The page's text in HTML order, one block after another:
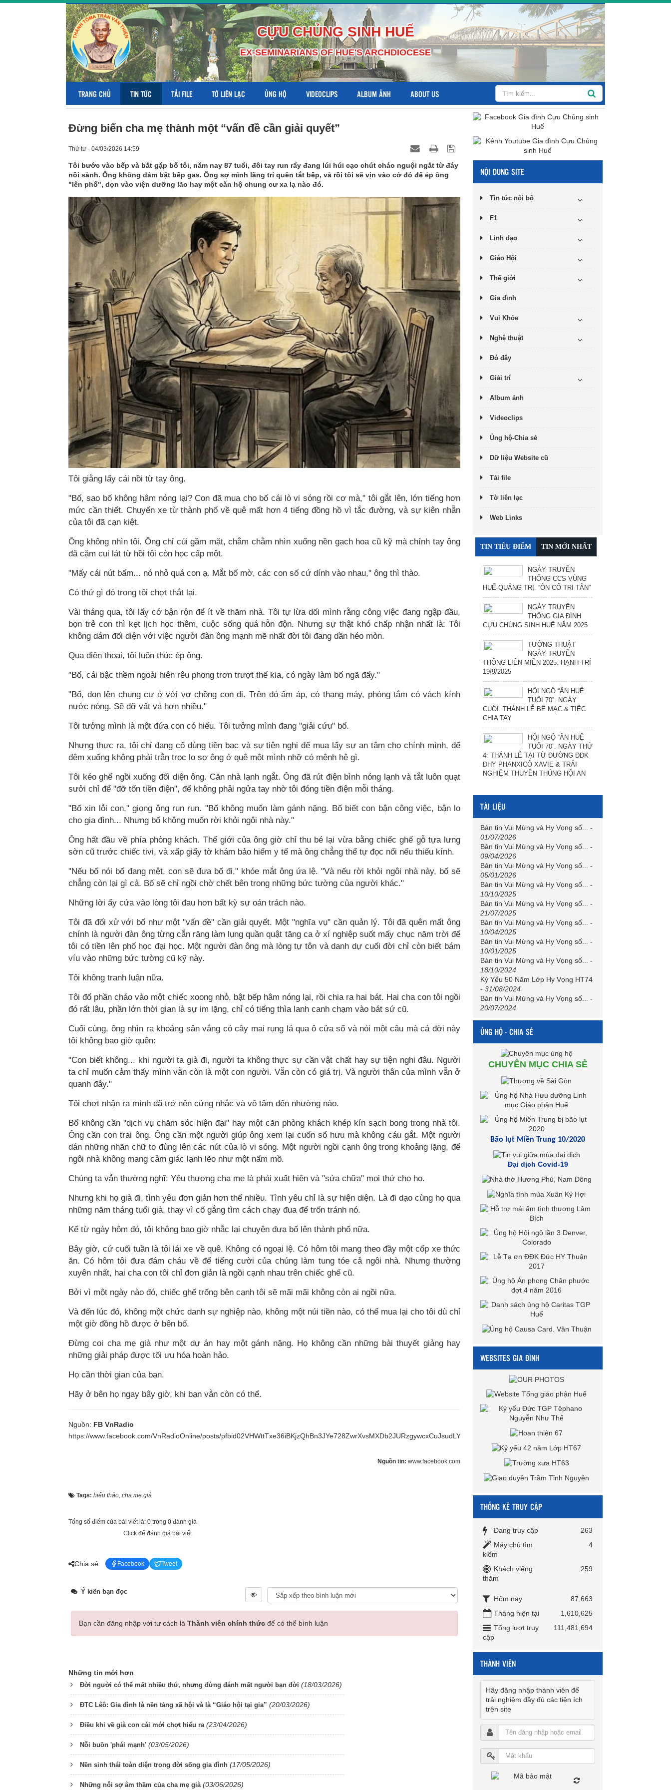
CỰU CHỦNG SINH HUẾ
EX-SEMINARIANS OF HUE'S ARCHDIOCESE
TRANG CHỦ TIN TỨC TẢI FILE TỜ LIÊN LẠC ỦNG HỘ VIDEOCLIPS ALBUM ẢNH ABOUT US
Đừng biến cha mẹ thành một “vấn đề cần giải quyết”
Thứ tư - 04/03/2026 14:59
Tôi bước vào bếp và bắt gặp bố tôi, năm nay 87 tuổi, đôi tay run rẩy đang lúi húi cạo chút cháo nguội ngắt từ đáy
nồi sành. Ông không dám bật bếp gas. Ông sợ mình lãng trí quên tắt bếp, và rồi tôi sẽ vịn vào cớ đó để ép ông
"lên phố", dọn vào viện dưỡng lão hay một căn hộ chung cư xa lạ nào đó.
Tôi giằng lấy cái nồi từ tay ông.
"Bố, sao bố không hâm nóng lại? Con đã mua cho bố cái lò vi sóng rồi cơ mà," tôi gắt lên, lớn tiếng hơn
mức cần thiết. Chuyến xe từ thành phố về quê mất hơn 4 tiếng đồng hồ vì tắc đường, và sự kiên nhẫn
của tôi đã cạn kiệt.
Ông không nhìn tôi. Ông chỉ cúi gầm mặt, chằm chằm nhìn xuống nền gạch hoa cũ kỹ mà chính tay ông
đã cặm cụi lát từ hồi tôi còn học cấp một.
"Mấy cái nút bấm... nó nhỏ quá con ạ. Mắt bố mờ, các con số cứ dính vào nhau," ông thì thào.
Có thứ gì đó trong tôi chợt thắt lại.
Vài tháng qua, tôi lấy cớ bận rộn để ít về thăm nhà. Tôi tự lừa dối mình rằng công việc đang ngập đầu,
bọn trẻ con thì kẹt lịch học thêm, cuộc sống quá hỗn độn. Nhưng sự thật khó chấp nhận nhất là: Tôi
không dám đối diện với việc người đàn ông mạnh mẽ nhất đời tôi đang dần héo mòn.
Qua điện thoại, tôi luôn thúc ép ông.
"Bố, cái bậc thềm ngoài hiên rêu phong trơn trượt thế kia, có ngày làm bố ngã đấy."
"Bố, dọn lên chung cư ở với vợ chồng con đi. Trên đó ấm áp, có thang máy, phòng tắm có vách kính
nước nóng. Sẽ đỡ vất vả hơn nhiều."
Tôi tưởng mình là một đứa con có hiếu. Tôi tưởng mình đang "giải cứu" bố.
Nhưng thực ra, tôi chỉ đang cố dùng tiền bạc và sự tiện nghi để mua lấy sự an tâm cho chính mình, để
đêm xuống không phải trằn trọc lo sợ ông ở quê một mình nhỡ có mệnh hệ gì.
Tôi kéo ghế ngồi xuống đối diện ông. Căn nhà lạnh ngắt. Ông đã rút điện bình nóng lạnh và tắt luôn quạt
sưởi chỉ để "đỡ tốn tiền điện", để không phải ngửa tay nhờ tôi đóng tiền điện mỗi tháng.
"Bố xin lỗi con," giọng ông run run. "Bố không muốn làm gánh nặng. Bố biết con bận công việc, bận lo
cho gia đình... Nhưng bố không muốn rời khỏi ngôi nhà này."
Ông hất đầu về phía phòng khách. Thế giới của ông giờ chỉ thu bé lại vừa bằng chiếc ghế gỗ tựa lưng
sờn cũ trước chiếc tivi, và xấp giấy tờ khám bảo hiểm y tế mà ông chẳng thể tự đọc nổi nếu thiếu kính.
"Nếu bố nói bố đang mệt, con sẽ đưa bố đi," khóe mắt ông ứa lệ. "Và nếu rời khỏi ngôi nhà này, bố sẽ
chẳng còn lại gì cả. Bố sẽ chỉ ngồi chờ chết bên trong những bức tường của người khác."
Những lời ấy cứa vào lòng tôi đau hơn bất kỳ sự oán trách nào.
Tôi đã đối xử với bố như một "vấn đề" cần giải quyết. Một "nghĩa vụ" cần quản lý. Tôi đã quên mất ông
chính là người đàn ông từng cắn răng làm lụng quần quật tăng ca ở xí nghiệp suốt mấy chục năm trời để
tôi có tiền lên phố học đại học. Một người đàn ông mà lòng tự tôn và danh dự cuối đời chỉ còn biết bám
víu vào những bức tường cũ kỹ này.
Tôi không tranh luận nữa.
Tôi đổ phần cháo vào một chiếc xoong nhỏ, bật bếp hâm nóng lại, rồi chia ra hai bát. Hai cha con tôi ngồi
đó rất lâu, phần lớn thời gian là sự im lặng, chỉ có tiếng thìa lanh canh chạm vào bát sứ cũ.
Cuối cùng, ông nhìn ra khoảng sân vắng có cây mai rụng lá qua ô cửa sổ và nói một câu mà cả đời này
tôi không bao giờ quên:
"Con biết không... khi người ta già đi, người ta không thực sự cần vật chất hay sự tiện nghi đâu. Người
ta chỉ muốn cảm thấy mình vẫn còn là một con người. Vẫn còn có giá trị. Và người thân của mình vẫn ở
quanh đây."
Tôi chợt nhận ra mình đã trở nên cứng nhắc và vô tâm đến nhường nào.
Bố không cần "dịch vụ chăm sóc hiện đại" hay một căn phòng khách khép kín sạch bong trong nhà tôi.
Ông cần con trai ông. Ông cần một người giúp ông xem lại cuốn sổ hưu mà không cáu gắt. Một người
dán những nhãn chữ to đùng lên các nút của lò vi sóng. Một người ngồi cạnh ông trong khoảng lặng, để
ngôi nhà không mang cảm giác lạnh lẽo như một nấm mồ.
Chúng ta vẫn thường nghĩ: Yêu thương cha mẹ là phải xuất hiện và "sửa chữa" mọi thứ cho họ.
Nhưng khi họ già đi, tình yêu đơn giản hơn thế nhiều. Tình yêu chỉ là sự hiện diện. Là đi dạo cùng họ qua
những năm tháng tuổi già, thay vì cố gắng tìm cách chạy đua để trốn tránh nó.
Kể từ ngày hôm đó, tôi không bao giờ nhắc lại chuyện đưa bố lên thành phố nữa.
Bây giờ, cứ cuối tuần là tôi lái xe về quê. Không có ngoại lệ. Có hôm tôi mang theo đầy một cốp xe thức
ăn. Có hôm tôi đưa đám cháu về để tiếng cười của chúng làm tung tóe cả ngôi nhà. Nhưng thường
xuyên nhất, hai cha con tôi chỉ đơn giản là ngồi cạnh nhau trên chiếc ghế cũ.
Bởi vì một ngày nào đó, chiếc ghế trống bên cạnh tôi sẽ mãi mãi không còn ai ngồi nữa.
Và đến lúc đó, không một chức danh sự nghiệp nào, không một núi tiền nào, có thể mua lại cho tôi dù chỉ
một giờ đồng hồ được ở bên bố.
Đừng coi cha mẹ già như một dự án hay một gánh nặng. Họ không cần những bài thuyết giảng hay
những giải pháp được tối ưu hóa hoàn hảo.
Họ cần thời gian của bạn.
Hãy ở bên họ ngay bây giờ, khi bạn vẫn còn có thể.
Nguồn: FB VnRadio
https://www.facebook.com/VnRadioOnline/posts/pfbid02VHWttTxe36iBKjzQhBn3JYe728ZwrXvsMXDb2JURzgywcxCuJsudLYaEfA6REssVl
Nguồn tin: www.facebook.com
Tags: hiếu thảo, cha mẹ già
Tổng số điểm của bài viết là: 0 trong 0 đánh giá
Click để đánh giá bài viết
Chia sẻ: Facebook Tweet
Ý kiến bạn đọc
Bạn cần đăng nhập với tư cách là Thành viên chính thức để có thể bình luận
Những tin mới hơn
Đời người có thể mất nhiều thứ, nhưng đừng đánh mất người bạn đời (18/03/2026)
ĐTC Lêô: Gia đình là nền tảng xã hội và là “Giáo hội tại gia” (20/03/2026)
Điều khi về già con cái mới chợt hiểu ra (23/04/2026)
Nỗi buồn 'phái mạnh' (03/05/2026)
Nền sinh thái toàn diện trong đời sống gia đình (17/05/2026)
Những nỗi sợ âm thầm của cha mẹ già (03/06/2026)
NỘI DUNG SITE
Tin tức nội bộ
F1
Linh đạo
Giáo Hội
Thế giới
Gia đình
Vui Khỏe
Nghệ thuật
Đó đây
Giải trí
Album ảnh
Videoclips
Ủng hộ-Chia sẻ
Dữ liệu Website cũ
Tải file
Tờ liên lạc
Web Links
TIN TIÊU ĐIỂM TIN MỚI NHẤT
NGÀY TRUYỀN
THỐNG CCS VÙNG
HUẾ-QUẢNG TRỊ. “ÔN CỐ TRI TÂN”
NGÀY TRUYỀN
THỐNG GIA ĐÌNH
CỰU CHỦNG SINH HUẾ NĂM 2025
TƯỜNG THUẬT
NGÀY TRUYỀN
THỐNG LIÊN MIỀN 2025. HẠNH TRÍ
19/9/2025
HỘI NGỘ “ÂN HUỆ
TUỔI 70”. NGÀY
CUỐI: THÁNH LỄ BẾ MẠC & TIỆC
CHIA TAY
HỘI NGỘ “ÂN HUỆ
TUỔI 70”. NGÀY THỨ
4: THÁNH LỄ TẠI TỪ ĐƯỜNG ĐĐK
ĐHY PHANXICÔ XAVIE & TRẢI
NGHIỆM THUYỀN THÚNG HỘI AN
TÀI LIỆU
Bản tin Vui Mừng và Hy Vọng số...
-
01/07/2026
Bản tin Vui Mừng và Hy Vọng số...
-
09/04/2026
Bản tin Vui Mừng và Hy Vọng số...
-
05/01/2026
Bản tin Vui Mừng và Hy Vọng số...
-
10/10/2025
Bản tin Vui Mừng và Hy Vọng số...
-
21/07/2025
Bản tin Vui Mừng và Hy Vọng số...
-
10/04/2025
Bản tin Vui Mừng và Hy Vọng số...
-
10/01/2025
Bản tin Vui Mừng và Hy Vọng số...
-
18/10/2024
Kỷ Yếu 50 Năm Lớp Hy Vọng HT74
- 31/08/2024
Bản tin Vui Mừng và Hy Vọng số...
-
20/07/2024
ỦNG HỘ - CHIA SẺ
CHUYÊN MỤC CHIA SẺ
Bão lụt Miền Trung 10/2020
Đại dịch Covid-19
WEBSITES GIA ĐÌNH
THỐNG KÊ TRUY CẬP
Đang truy cập
263
Máy chủ tìm
kiếm
4
Khách viếng
thăm
259
Hôm nay
87,663
Tháng hiện tại
1,610,625
Tổng lượt truy
cập
111,481,694
THÀNH VIÊN
Hãy đăng nhập thành viên để
trải nghiệm đầy đủ các tiện ích
trên site